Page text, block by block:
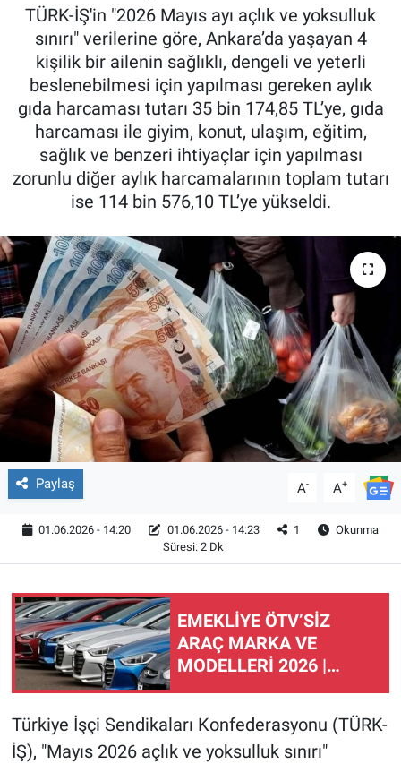
TÜRK-İŞ'in "2026 Mayıs ayı açlık ve yoksulluk
sınırı" verilerine göre, Ankara’da yaşayan 4
kişilik bir ailenin sağlıklı, dengeli ve yeterli
beslenebilmesi için yapılması gereken aylık
gıda harcaması tutarı 35 bin 174,85 TL’ye, gıda
harcaması ile giyim, konut, ulaşım, eğitim,
sağlık ve benzeri ihtiyaçlar için yapılması
zorunlu diğer aylık harcamalarının toplam tutarı
ise 114 bin 576,10 TL’ye yükseldi.
Paylaş A- A+
01.06.2026 - 14:20 01.06.2026 - 14:23 1
Okunma
Süresi: 2 Dk
EMEKLİYE ÖTV’SİZ
ARAÇ MARKA VE
MODELLERİ 2026 |
Gözler Meclis'te!
Emeklilere ÖTV’siz araç
çıkacak mı, şartları ne?
Türkiye İşçi Sendikaları Konfederasyonu (TÜRK-
İŞ), "Mayıs 2026 açlık ve yoksulluk sınırı"